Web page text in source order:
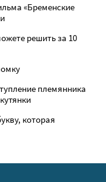
«Бременские
решить за 10
племянника
которая